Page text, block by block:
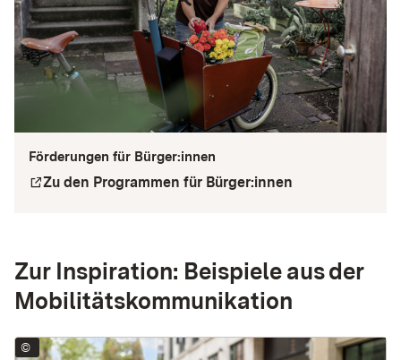
Förderungen für Bürger:innen
square_arrow_toprightZu den Programmen für Bürger:innen
Zur Inspiration: Beispiele aus der
Mobilitätskommunikation
© 2023 Ministerium für Verkehr Baden-Württemberg CC BY-SA